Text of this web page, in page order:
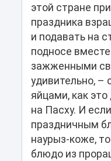
этой стране
праздника
и подавать на
подносе
зажженными
удивительно,
яйцами, как
на Пасху. И
праздничным
наурыз-коже,
блюдо из